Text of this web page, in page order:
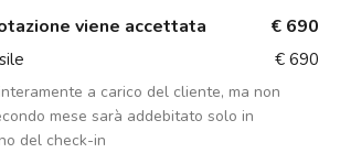
viene accettata
€ 690
€ 690
a carico del cliente, ma non
mese sarà addebitato solo in
del check-in